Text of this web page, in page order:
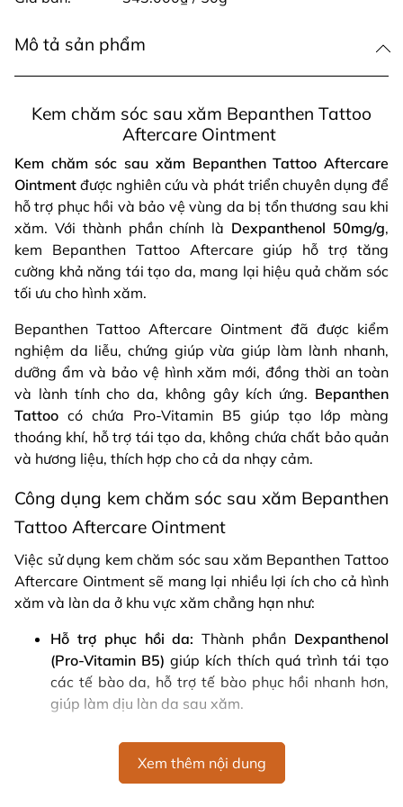
Mô tả sản phẩm
Kem chăm sóc sau xăm Bepanthen Tattoo
Aftercare Ointment
Kem chăm sóc sau xăm Bepanthen Tattoo Aftercare
Ointment được nghiên cứu và phát triển chuyên dụng để
hỗ trợ phục hồi và bảo vệ vùng da bị tổn thương sau khi
xăm. Với thành phần chính là Dexpanthenol 50mg/g,
kem Bepanthen Tattoo Aftercare giúp hỗ trợ tăng
cường khả năng tái tạo da, mang lại hiệu quả chăm sóc
tối ưu cho hình xăm.
Bepanthen Tattoo Aftercare Ointment đã được kiểm
nghiệm da liễu, chứng giúp vừa giúp làm lành nhanh,
dưỡng ẩm và bảo vệ hình xăm mới, đồng thời an toàn
và lành tính cho da, không gây kích ứng. Bepanthen
Tattoo có chứa Pro-Vitamin B5 giúp tạo lớp màng
thoáng khí, hỗ trợ tái tạo da, không chứa chất bảo quản
và hương liệu, thích hợp cho cả da nhạy cảm.
Công dụng kem chăm sóc sau xăm Bepanthen
Tattoo Aftercare Ointment
Việc sử dụng kem chăm sóc sau xăm Bepanthen Tattoo
Aftercare Ointment sẽ mang lại nhiều lợi ích cho cả hình
xăm và làn da ở khu vực xăm chẳng hạn như:
Hỗ trợ phục hồi da:Thành phần Dexpanthenol
(Pro-Vitamin B5) giúp kích thích quá trình tái tạo
các tế bào da, hỗ trợ tế bào phục hồi nhanh hơn,
giúp làm dịu làn da sau xăm.
Bảo vệ da khỏi tác nhân gây hại:
Tattoo Aftercare Ointment có tác dụng tạo ra một
lớp màng bảo vệ giúp giữ ẩm, ngăn chặn vi khuẩn
Xem thêm nội dung